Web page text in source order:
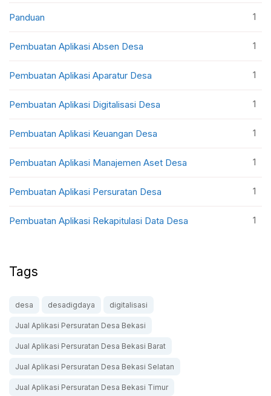
Panduan 1
Pembuatan Aplikasi Absen Desa 1
Pembuatan Aplikasi Aparatur Desa 1
Pembuatan Aplikasi Digitalisasi Desa 1
Pembuatan Aplikasi Keuangan Desa 1
Pembuatan Aplikasi Manajemen Aset Desa 1
Pembuatan Aplikasi Persuratan Desa 1
Pembuatan Aplikasi Rekapitulasi Data Desa 1
Tags
desa desadigdaya digitalisasi
Jual Aplikasi Persuratan Desa Bekasi
Jual Aplikasi Persuratan Desa Bekasi Barat
Jual Aplikasi Persuratan Desa Bekasi Selatan
Jual Aplikasi Persuratan Desa Bekasi Timur